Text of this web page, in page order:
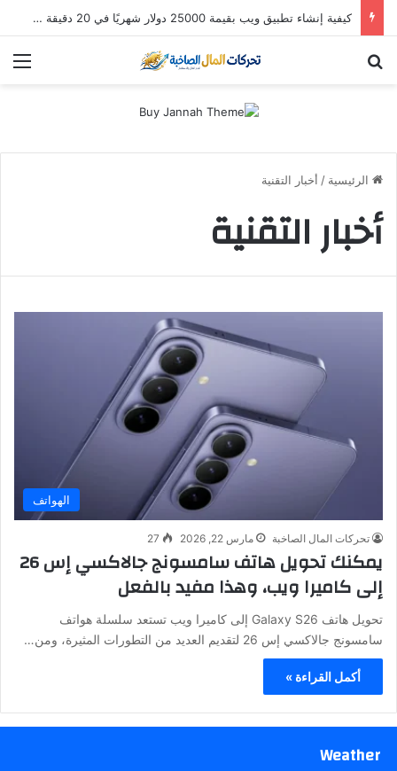
كيفية إنشاء تطبيق ويب بقيمة 25000 دولار شهريًا في 20 دقيقة (باستخدام Hostinger Horizons AI)
الرئيسية / أخبار التقنية
أخبار التقنية
الهواتف
تحركات المال الصاخبة مارس 22, 2026 27
يمكنك تحويل هاتف سامسونج جالاكسي إس 26
إلى كاميرا ويب، وهذا مفيد بالفعل
تحويل هاتف Galaxy S26 إلى كاميرا ويب تستعد سلسلة هواتف
سامسونج جالاكسي إس 26 لتقديم العديد من التطورات المثيرة، ومن…
أكمل القراءة »
Weather